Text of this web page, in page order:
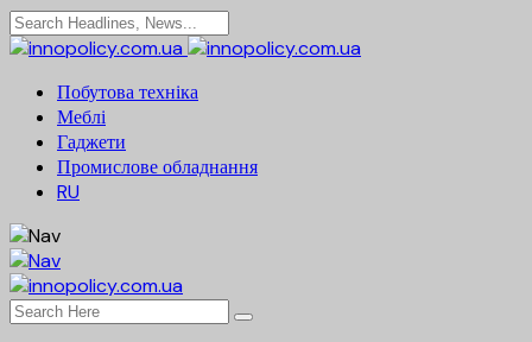
Побутова техніка
Меблі
Гаджети
Промислове обладнання
RU